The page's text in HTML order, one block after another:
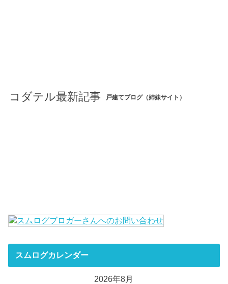
コダテル最新記事 戸建てブログ（姉妹サイト）
スムログカレンダー
2026年8月